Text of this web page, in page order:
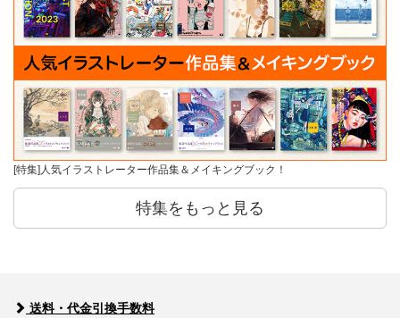
[特集]人気イラストレーター作品集＆メイキングブック！
特集をもっと見る
送料・代金引換手数料